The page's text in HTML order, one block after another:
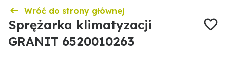
Wróć do strony głównej
Sprężarka klimatyzacji
GRANIT 6520010263